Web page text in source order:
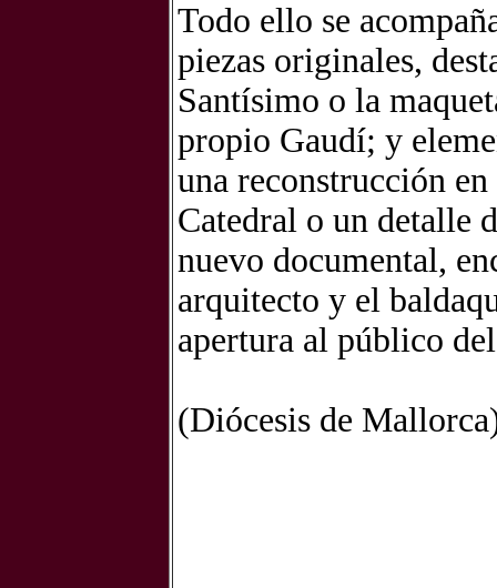
Todo ello se
piezas originales,
Santísimo o la
propio Gaudí; y
una reconstrucción
Catedral o un detalle
nuevo documental,
arquitecto y el
apertura al público
(Diócesis de